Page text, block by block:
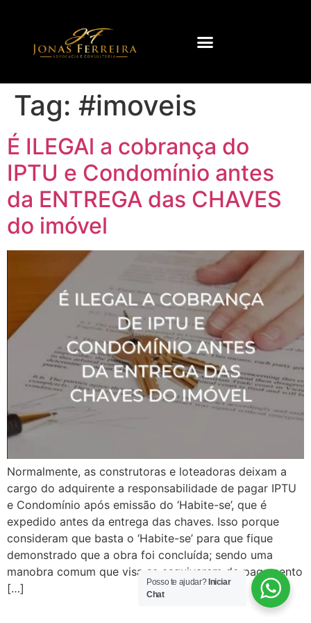
Tag: #imoveis
É ILEGAl a cobrança do
IPTU e Condomínio antes
da ENTREGA das CHAVES
do imóvel
Normalmente, as construtoras e loteadoras deixam a
cargo do adquirente a responsabilidade de pagar IPTU
e Condomínio após emissão do ‘Habite-se’, que é
expedido antes da entrega das chaves. Isso porque
consideram que basta o ‘Habite-se’ para que fique
demonstrado que a obra foi concluída; sendo uma
manobra comum que visa se esquivarem do pagamento
[…]
Posso te ajudar? Iniciar
Chat